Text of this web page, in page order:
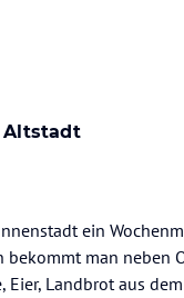
Altstadt
ein
man neben
Eier, Landbrot aus